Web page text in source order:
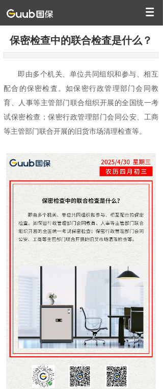
保密检查中的联合检査是什么？
即由多个机关、单位共同组织和参与、相互
配合的保密检査。如保密行政管理部门会同教
育、人事等主管部门联合组织开展的全国统一考
试保密检查；保密行政管理部门会同公安、工商
等主管部门联合开展的旧货市场清理检查等。